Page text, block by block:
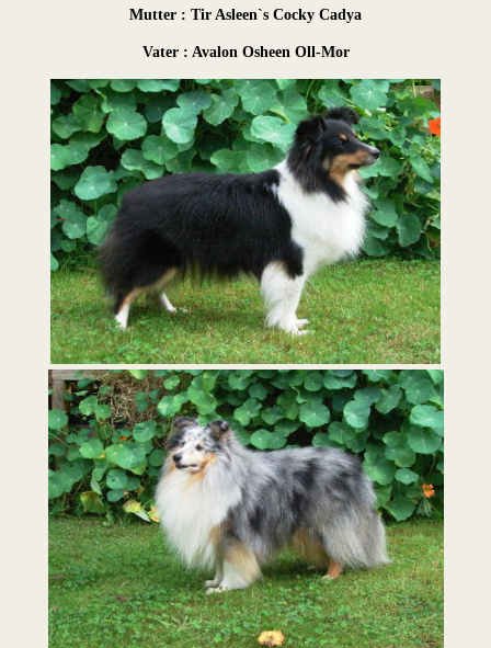
Mutter : Tir Asleen`s Cocky Cadya
Vater : Avalon Osheen Oll-Mor